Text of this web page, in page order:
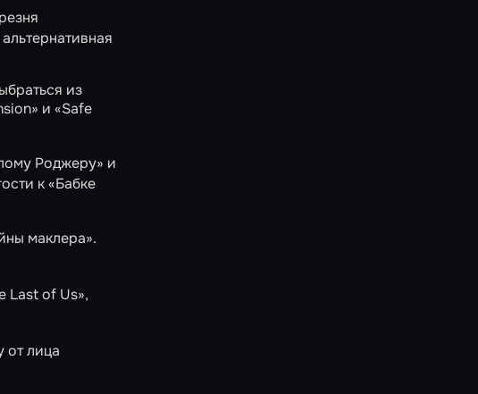
из
и «Safe
Роджеру» и
к«Бабке
маклера».
Last of Us»,
от лица